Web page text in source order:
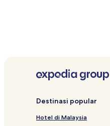
Destinasi popular
Hotel di Malaysia